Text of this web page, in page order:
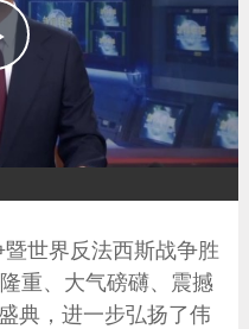
世界反法西斯战争胜
重、大气磅礴、震撼
典，进一步弘扬了伟